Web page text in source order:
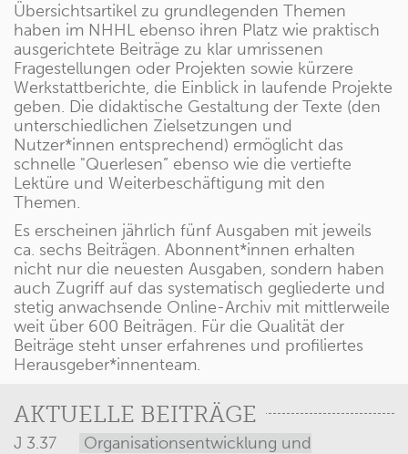
Übersichtsartikel zu grundlegenden Themen
haben im NHHL ebenso ihren Platz wie praktisch
ausgerichtete Beiträge zu klar umrissenen
Fragestellungen oder Projekten sowie kürzere
Werkstattberichte, die Einblick in laufende Projekte
geben. Die didaktische Gestaltung der Texte (den
unterschiedlichen Zielsetzungen und
Nutzer*innen entsprechend) ermöglicht das
schnelle "Querlesen” ebenso wie die vertiefte
Lektüre und Weiterbeschäftigung mit den
Themen.
Es erscheinen jährlich fünf Ausgaben mit jeweils
ca. sechs Beiträgen. Abonnent*innen erhalten
nicht nur die neuesten Ausgaben, sondern haben
auch Zugriff auf das systematisch gegliederte und
stetig anwachsende Online-Archiv mit mittlerweile
weit über 600 Beiträgen. Für die Qualität der
Beiträge steht unser erfahrenes und profiliertes
Herausgeber*innenteam.
AKTUELLE BEITRÄGE
J 3.37
Organisationsentwicklung und